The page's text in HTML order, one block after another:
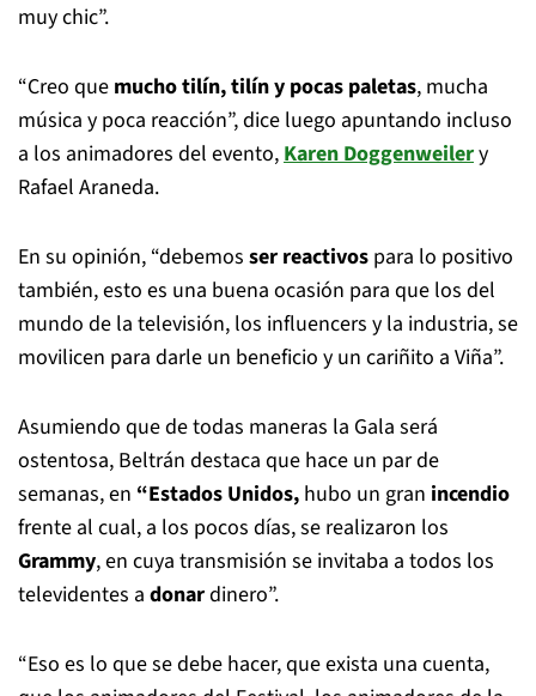
muy chic”.
“Creo que mucho tilín, tilín y pocas paletas, mucha
música y poca reacción”, dice luego apuntando incluso
a los animadores del evento,Karen Doggenweilery
Rafael Araneda.
En su opinión, “debemos ser reactivos para lo positivo
también, esto es una buena ocasión para que los del
mundo de la televisión, los influencers y la industria, se
movilicen para darle un beneficio y un cariñito a Viña”.
Asumiendo que de todas maneras la Gala será
ostentosa, Beltrán destaca que hace un par de
semanas, en “Estados Unidos, hubo un gran incendio
frente al cual, a los pocos días, se realizaron los
Grammy, en cuya transmisión se invitaba a todos los
televidentes a donardinero”.
“Eso es lo que se debe hacer, que exista una cuenta,